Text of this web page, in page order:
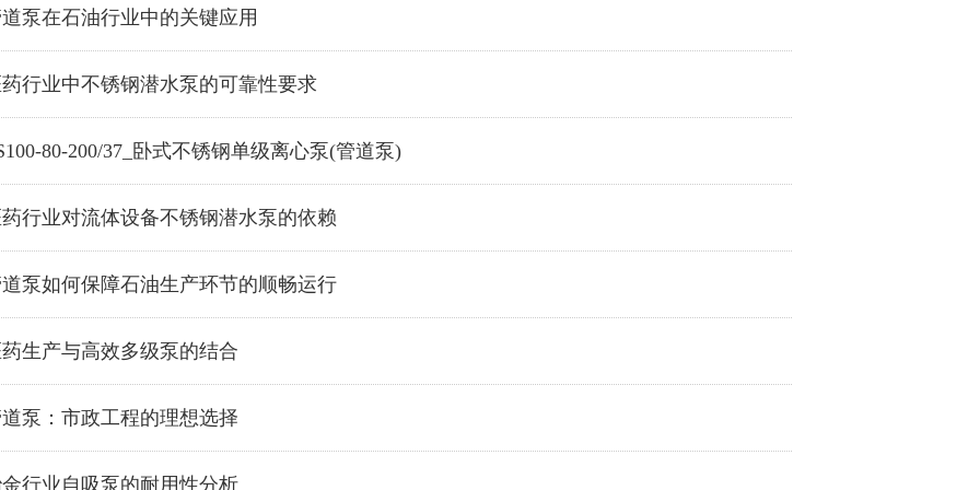
泵在石油行业中的关键应用
行业中不锈钢潜水泵的可靠性要求
80-200/37_卧式不锈钢单级离心泵(管道泵)
行业对流体设备不锈钢潜水泵的依赖
泵如何保障石油生产环节的顺畅运行
生产与高效多级泵的结合
泵：市政工程的理想选择
行业自吸泵的耐用性分析